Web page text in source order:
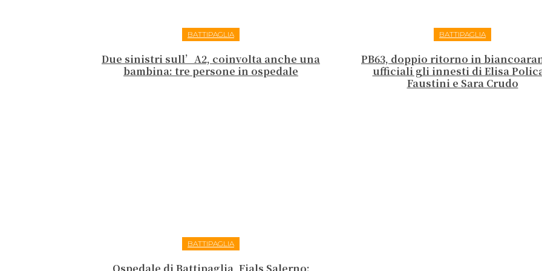
BATTIPAGLIA
Due sinistri sull’A2, coinvolta anche una
bambina: tre persone in ospedale
BATTIPAGLIA
PB63, doppio ritorno in
ufficiali gli innesti di Elisa
Faustini e Sara Crudo
BATTIPAGLIA